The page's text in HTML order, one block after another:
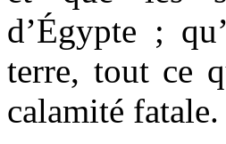
d’Égypte ;
terre, tout ce
calamité fatale.